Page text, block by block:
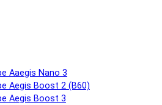
Aaegis Nano 3
Aegis Boost 2 (B60)
Aegis Boost 3